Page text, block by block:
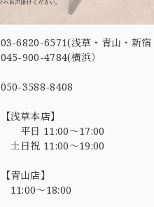
03-6820-6571(浅草・青山・新宿
045-900-4784(横浜）
050-3588-8408
【浅草本店】
平日 11:00～17:00
土日祝 11:00～19:00
【青山店】
11:00～18:00